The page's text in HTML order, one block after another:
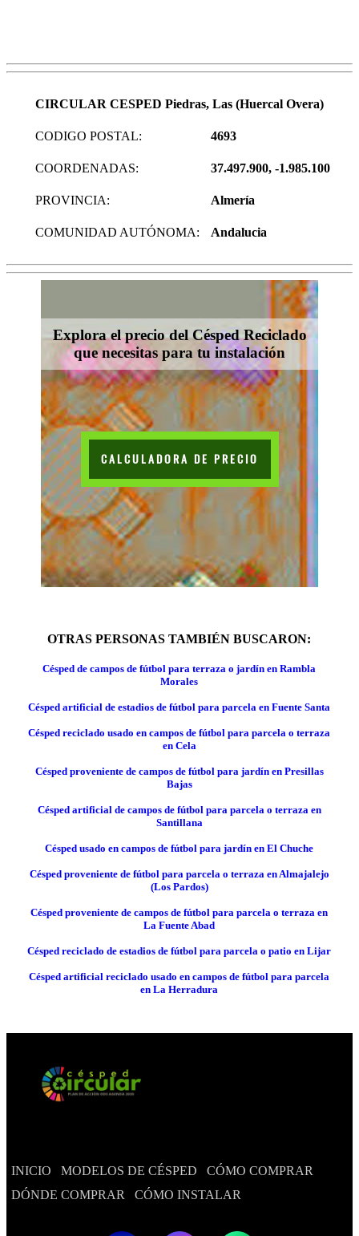
CIRCULAR CESPED Piedras, Las (Huercal Overa)
CODIGO POSTAL: 4693
COORDENADAS: 37.497.900, -1.985.100
PROVINCIA: Almería
COMUNIDAD AUTÓNOMA: Andalucia
Explora el precio del Césped Reciclado
que necesitas para tu instalación
CALCULADORA DE PRECIO
OTRAS PERSONAS TAMBIÉN BUSCARON:
Césped de campos de fútbol para terraza o jardín en Rambla
Morales
Césped artificial de estadios de fútbol para parcela en Fuente Santa
Césped reciclado usado en campos de fútbol para parcela o terraza
en Cela
Césped proveniente de campos de fútbol para jardín en Presillas
Bajas
Césped artificial de campos de fútbol para parcela o terraza en
Santillana
Césped usado en campos de fútbol para jardín en El Chuche
Césped proveniente de fútbol para parcela o terraza en Almajalejo
(Los Pardos)
Césped proveniente de campos de fútbol para parcela o terraza en
La Fuente Abad
Césped reciclado de estadios de fútbol para parcela o patio en Lijar
Césped artificial reciclado usado en campos de fútbol para parcela
en La Herradura
INICIO MODELOS DE CÉSPED
CÓMO COMPRAR
DÓNDE COMPRAR
CÓMO INSTALAR